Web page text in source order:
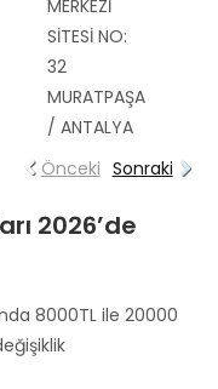
MERKEZİ
SİTESİ NO:
32
MURATPAŞA
/ ANTALYA
Önceki Sonraki
2026’de
8000TL ile 20000